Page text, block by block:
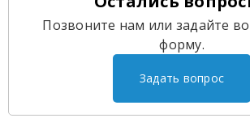
Позвоните нам или задайте
форму.
Задать вопрос